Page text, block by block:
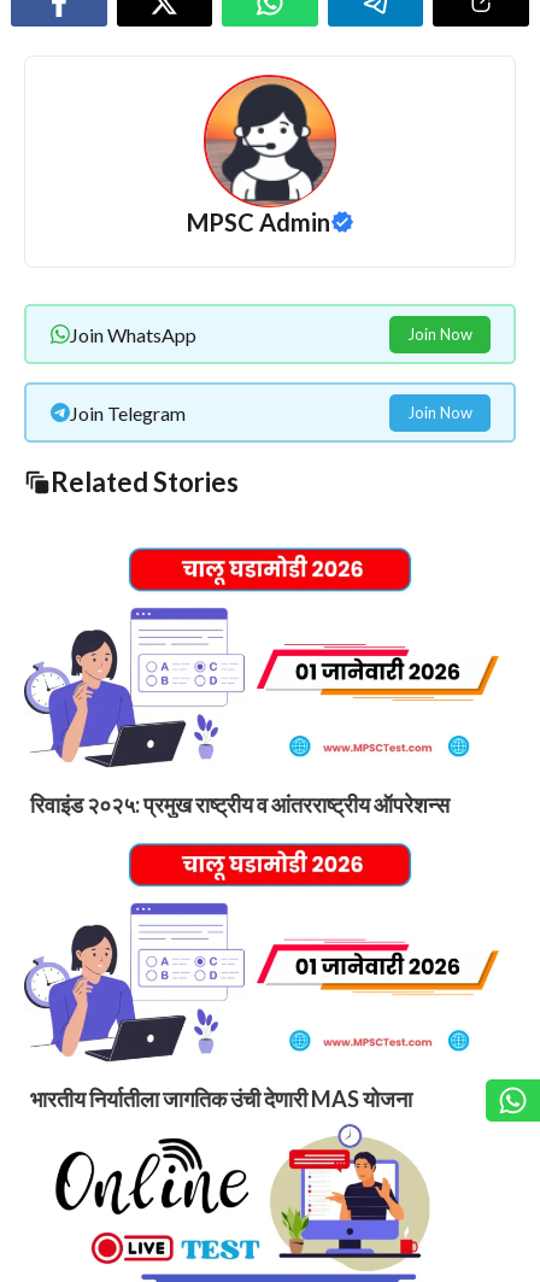
MPSC Admin
Join WhatsApp Join Now
Join Telegram Join Now
Related Stories
रिवाइंड २०२५: प्रमुख राष्ट्रीय व आंतरराष्ट्रीय ऑपरेशन्स
भारतीय निर्यातीला जागतिक उंची देणारी MAS योजना